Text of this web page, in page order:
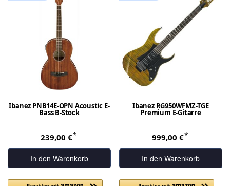
Ibanez PNB14E-OPN Acoustic E-
Bass B-Stock
239,00 €*
In den Warenkorb
Ibanez RG950WFMZ-TGE
Premium E-Gitarre
999,00 €*
In den Warenkorb